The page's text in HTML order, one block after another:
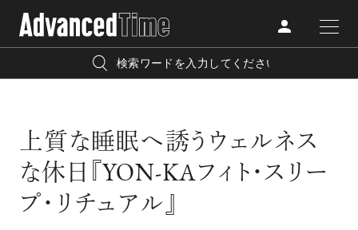
FASHION
BEAUTY
『AdvancedTime』は、自由でしなやかに生きるハイエンド
な大人達におくる、スペシャルイシュー満載のメディア。
宿泊 プレゼント
リゾート
上質な睡眠へ誘うウェルネス
な休日『YON-KAフィト・スリー
プ・リチュアル』